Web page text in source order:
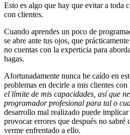
Esto es algo que hay que evitar a toda
con clientes.
Cuando aprendes un poco de
se abre ante tus ojos, que
no cuentas con la experticia para
hagas.
Afortunadamente nunca he caído en
problemas en decirle a mis clientes con
el límite de mis capacidades, así que
programador profesional para tal o
desarrollo mal realizado puede
provocar errores que después no
verme enfrentado a ello.